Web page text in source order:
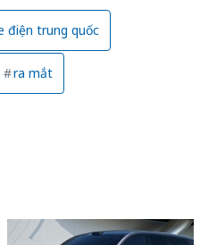
điện trung quốc
ra mắt